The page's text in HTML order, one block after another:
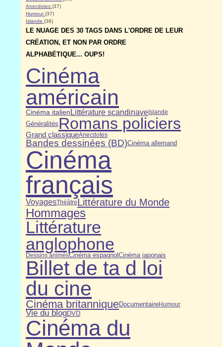
Anecdotes (37)
Humour(37)
Islande (36)
LE NUAGE DES 30 TAGS DANS L'ORDRE DE LEUR
CRÉATION, ET NON PAR ORDRE
ALPHABÉTIQUE... OUPS!
Cinéma
américain
Cinéma italienLittérature scandinave Islande
Généralités Romans policiers
Grand classiqueAnecdotes
Bandes dessinées (BD)Cinéma allemand
Cinéma
français
VoyagesThéâtreLittérature du Monde
Hommages
Littérature
anglophone
Dessins animésCinéma espagnol Cinéma japonais
Billet de ta d loi
du cine
Cinéma britanniqueDocumentaireHumour
Vie du blogDVD
Cinéma du